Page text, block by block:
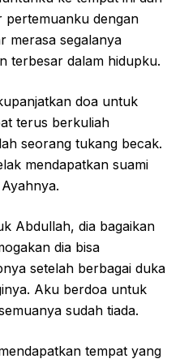
pertemuanku dengan
merasa segalanya
terbesar dalam hidupku.
doa untuk
terus berkuliah
seorang tukang becak.
mendapatkan suami
Abdullah, dia bagaikan
dia bisa
setelah berbagai duka
Aku berdoa untuk
sudah tiada.
tempat yang